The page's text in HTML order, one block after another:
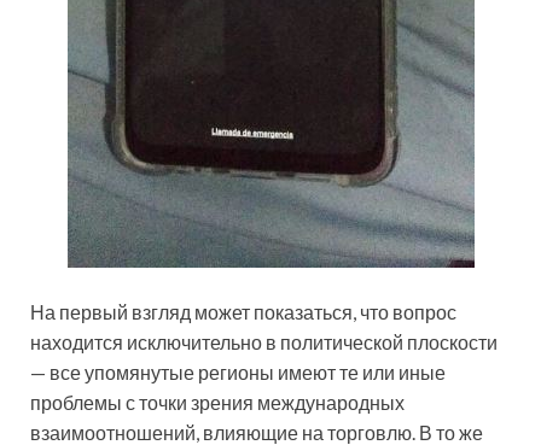
На первый взгляд может показаться, что вопрос
находится исключительно в политической плоскости
— все упомянутые регионы имеют те или иные
проблемы с точки зрения международных
взаимоотношений, влияющие на торговлю. В то же